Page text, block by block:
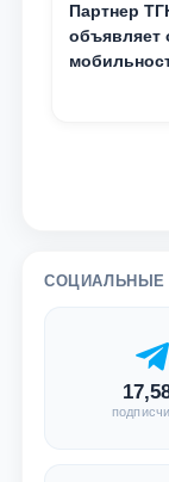
Партнер
объявляет
СОЦИАЛЬНЫЕ